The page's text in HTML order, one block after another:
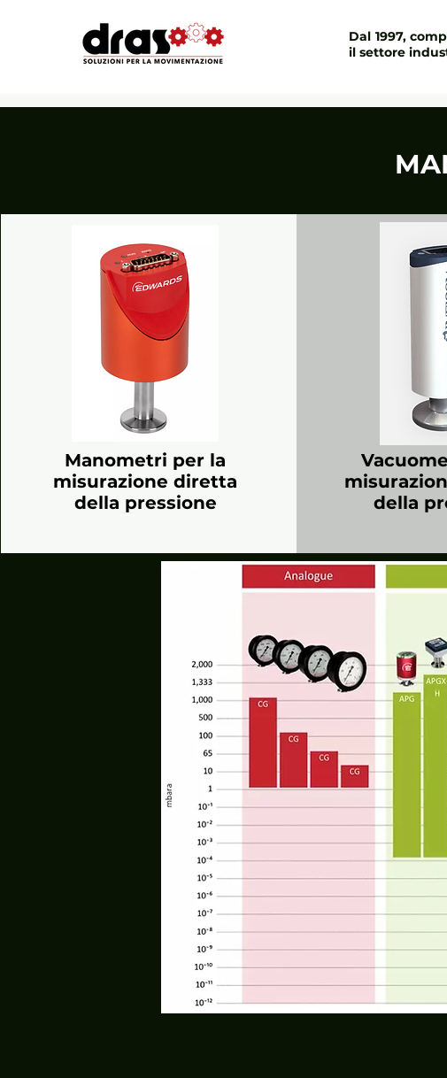
Dal 1997,
il settore
Manometri per la
misurazione diretta
della pressione
della